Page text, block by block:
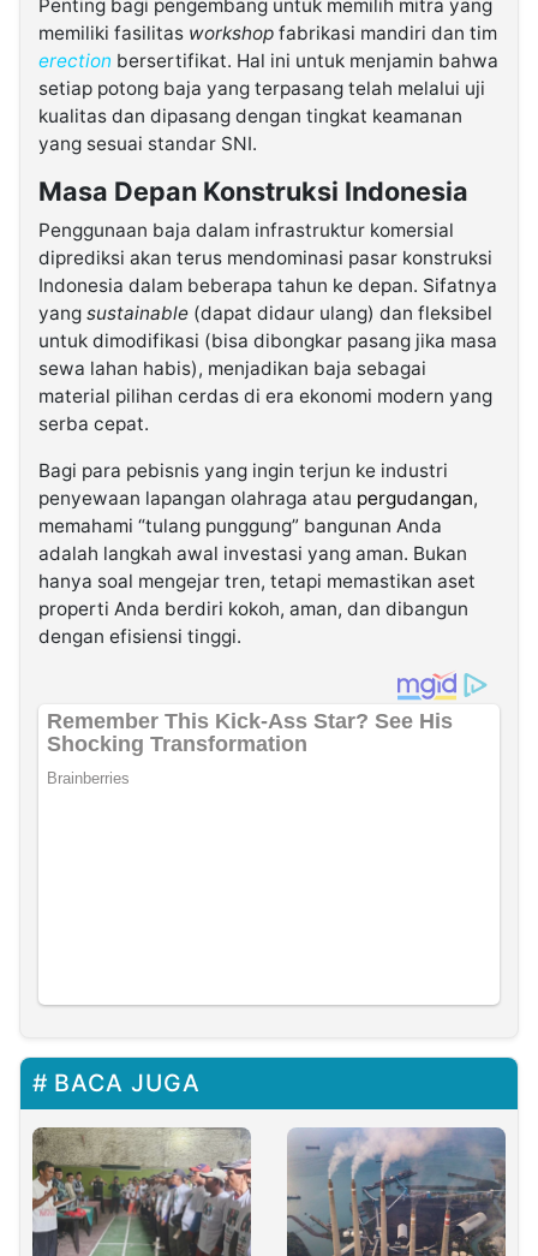
Penting bagi pengembang untuk memilih mitra yang
memiliki fasilitas workshop fabrikasi mandiri dan tim
erection bersertifikat. Hal ini untuk menjamin bahwa
setiap potong baja yang terpasang telah melalui uji
kualitas dan dipasang dengan tingkat keamanan
yang sesuai standar SNI.
Masa Depan Konstruksi Indonesia
Penggunaan baja dalam infrastruktur komersial
diprediksi akan terus mendominasi pasar konstruksi
Indonesia dalam beberapa tahun ke depan. Sifatnya
yang sustainable (dapat didaur ulang) dan fleksibel
untuk dimodifikasi (bisa dibongkar pasang jika masa
sewa lahan habis), menjadikan baja sebagai
material pilihan cerdas di era ekonomi modern yang
serba cepat.
Bagi para pebisnis yang ingin terjun ke industri
penyewaan lapangan olahraga atau pergudangan,
memahami “tulang punggung” bangunan Anda
adalah langkah awal investasi yang aman. Bukan
hanya soal mengejar tren, tetapi memastikan aset
properti Anda berdiri kokoh, aman, dan dibangun
dengan efisiensi tinggi.
BACA JUGA